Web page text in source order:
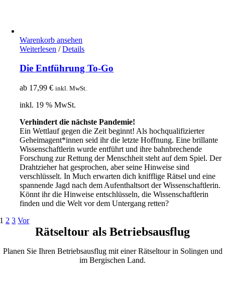
Warenkorb ansehen
Weiterlesen / Details
Die Entführung To-Go
ab 17,99€ inkl. MwSt.
inkl. 19 % MwSt.
Verhindert die nächste Pandemie!
Ein Wettlauf gegen die Zeit beginnt! Als hochqualifizierter
Geheimagent*innen seid ihr die letzte Hoffnung. Eine brillante
Wissenschaftlerin wurde entführt und ihre bahnbrechende
Forschung zur Rettung der Menschheit steht auf dem Spiel. Der
Drahtzieher hat gesprochen, aber seine Hinweise sind
verschlüsselt. In Much erwarten dich knifflige Rätsel und eine
spannende Jagd nach dem Aufenthaltsort der Wissenschaftlerin.
Könnt ihr die Hinweise entschlüsseln, die Wissenschaftlerin
finden und die Welt vor dem Untergang retten?
1 2 3 Vor
Rätseltour als Betriebsausflug
Planen Sie Ihren Betriebsausflug mit einer Rätseltour in Solingen und
im Bergischen Land.